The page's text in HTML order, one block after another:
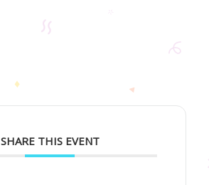
SHARE THIS EVENT